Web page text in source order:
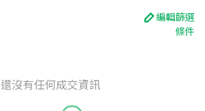
編輯篩選
條件
還沒有任何成交資訊